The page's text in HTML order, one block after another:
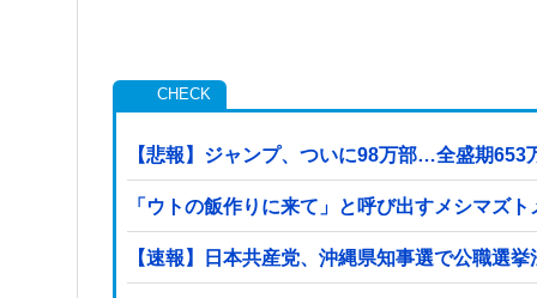
【悲報】ジャンプ、ついに98万部…全盛期653
「ウトの飯作りに来て」と呼び出すメシマズ
【速報】日本共産党、沖縄県知事選で公職選